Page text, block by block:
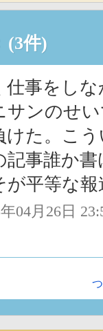
(3件)
仕事をし
サンのせ
けた。こ
記事誰か
が平等な報
04月26日